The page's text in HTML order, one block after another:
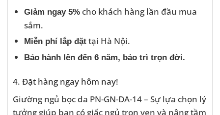
Giảm ngay 5%cho khách hàng lần đầu mua
sắm.
Miễn phí lắp đặttại Hà Nội.
Bảo hành lên đến 6 năm, bảo trì trọn đời.
4. Đặt hàng ngay hôm nay!
Giường ngủ bọc da PN-GN-DA-14 – Sự lựa chọn lý
tưởng giúp bạn có giấc ngủ trọn vẹn và nâng tầm